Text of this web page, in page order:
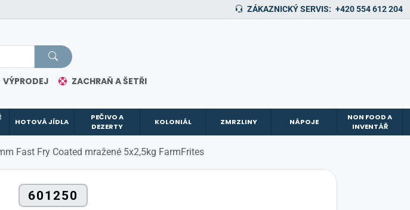
ZÁKAZNICKÝ SERVIS: +420 554 612 204
VÝPRODEJ ZACHRAŇ A ŠETŘI
HOTOVÁ JÍDLA
PEČIVO A
DEZERTY
KOLONIÁL ZMRZLINY NÁPOJE
NON FOOD A
INVENTÁŘ
Fast Fry Coated mražené 5x2,5kg FarmFrites
601250